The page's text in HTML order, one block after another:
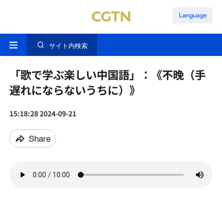
Language
サイト内検索
「歌で学ぶ楽しい中国語」：《不晚（手
遅れにならないうちに）》
15:18:28 2024-09-21
Share